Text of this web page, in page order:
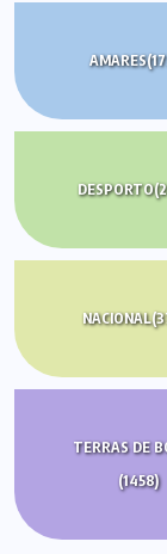
AMARES
DESPORTO
NACIONAL
TERRAS DE
(1458)